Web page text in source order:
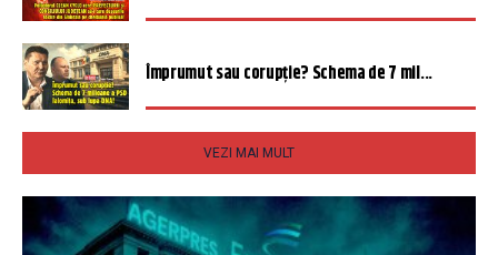
Împrumut sau corupție? Schema de 7 mil...
VEZI MAI MULT